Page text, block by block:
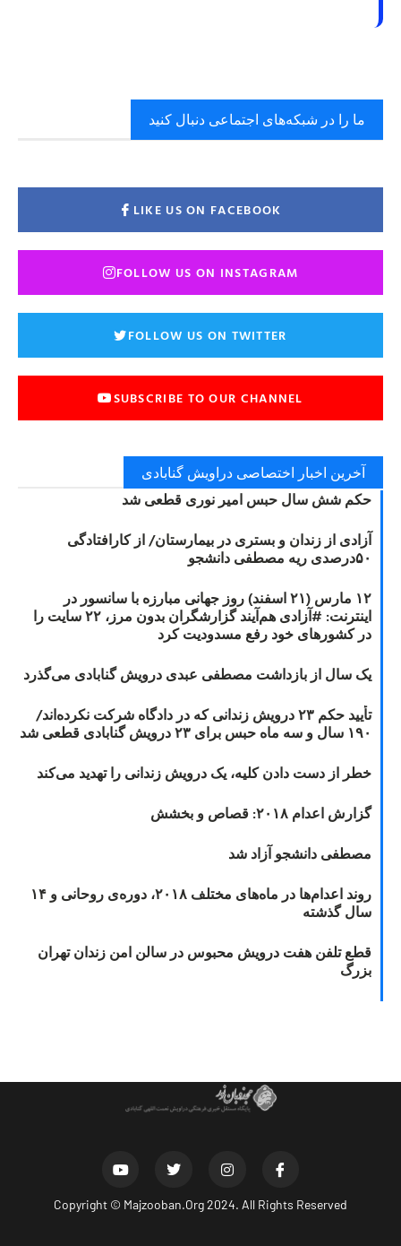
ما را در شبکه‌های اجتماعی دنبال کنید
LIKE US ON FACEBOOK
FOLLOW US ON INSTAGRAM
FOLLOW US ON TWITTER
SUBSCRIBE TO OUR CHANNEL
آخرین اخبار اختصاصی دراویش گنابادی
حکم شش سال حبس امیر نوری قطعی شد
آزادی از زندان و بستری در بیمارستان/ از کارافتادگی
۵۰درصدی ریه مصطفی دانشجو
۱۲ مارس (۲۱ اسفند) روز جهانی مبارزه با سانسور در
اینترنت: #آزادی هم‌آیند گزارشگران‌ بدون مرز، ۲۲ سایت را
در کشورهای خود رفع مسدودیت کرد
یک سال از بازداشت مصطفی عبدی درویش گنابادی می‌گذرد
تأیید حکم ۲۳ درویش زندانی که در دادگاه شرکت نکرده‌اند/
۱۹۰ سال و سه ماه حبس برای ۲۳ درویش گنابادی قطعی شد
خطر از دست دادن کلیه، یک درویش زندانی را تهدید می‌کند
گزارش اعدام ۲۰۱۸: قصاص و بخشش
مصطفی دانشجو آزاد شد
روند اعدام‌ها در ماه‌های مختلف ۲۰۱۸، دوره‌ی روحانی و ۱۴
سال گذشته
قطع تلفن هفت درویش محبوس در سالن امن زندان تهران
بزرگ
Copyright © Majzooban.Org2024. All Rights Reserved